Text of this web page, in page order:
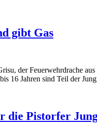
gibt Gas
der Feuerwehrdrache
16 Jahren sind Teil der
die Pistorfer